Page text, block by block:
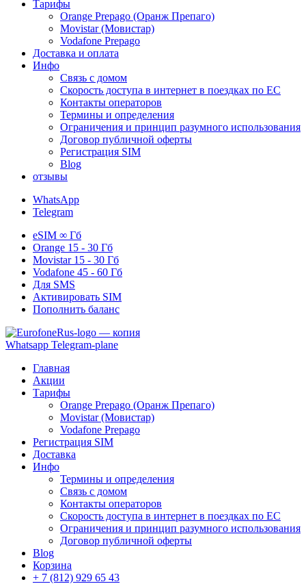
Тарифы
Orange Prepago (Оранж Препаго)
Movistar (Мовистар)
Vodafone Prepago
Доставка и оплата
Инфо
Связь с домом
Скорость доступа в интернет в поездках по ЕС
Контакты операторов
Термины и определения
Ограничения и принцип разумного использования
Договор публичной оферты
Регистрация SIM
Blog
отзывы
WhatsApp
Telegram
eSIM ∞ Гб
Orange 15 - 30 Гб
Movistar 15 - 30 Гб
Vodafone 45 - 60 Гб
Для SMS
Активировать SIM
Пополнить баланс
Whatsapp Telegram-plane
Главная
Акции
Тарифы
Orange Prepago (Оранж Препаго)
Movistar (Мовистар)
Vodafone Prepago
Регистрация SIM
Доставка
Инфо
Термины и определения
Связь с домом
Контакты операторов
Скорость доступа в интернет в поездках по ЕС
Ограничения и принцип разумного использования
Договор публичной оферты
Blog
Корзина
+ 7 (812) 929 65 43